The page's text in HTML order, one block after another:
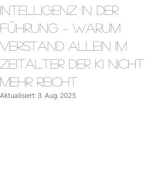
Intelligenz in der
Führung – Warum
Verstand allein im
Zeitalter der KI nicht
mehr reicht
Aktualisiert:3. Aug. 2025